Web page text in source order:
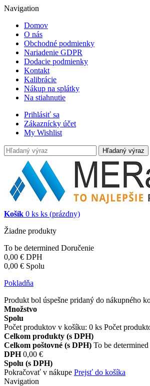
Navigation
Domov
O nás
Obchodné podmienky
Nariadenie GDPR
Dodacie podmienky
Kontakt
Kalibrácie
Nákup na splátky
Na stiahnutie
Prihlásiť sa
Zákaznícky účet
My Wishlist
Hľadaný výraz
Košík 0 ks ks (prázdny)
Žiadne produkty
To be determined Doručenie
0,00 € DPH
0,00 € Spolu
Pokladňa
Produkt bol úspešne pridaný do nákupného
Množstvo
Spolu
Počet produktov v košíku: 0 ks Počet
Celkom produkty (s DPH)
Celkom poštovné (s DPH) To be determined
DPH 0,00 €
Spolu (s DPH)
Pokračovať v nákupe Prejsť do košíka
Navigation